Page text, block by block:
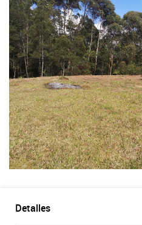
Detalles